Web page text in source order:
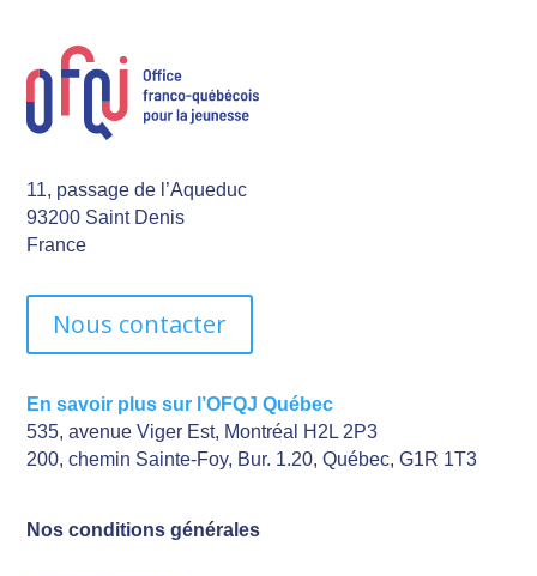
11, passage de l’Aqueduc
93200 Saint Denis
France
Nous contacter
En savoir plus sur l’OFQJ Québec
535, avenue Viger Est, Montréal H2L 2P3
200, chemin Sainte-Foy, Bur. 1.20, Québec, G1R 1T3
Nos conditions générales